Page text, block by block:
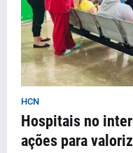
HCN
Hospitais no
ações para